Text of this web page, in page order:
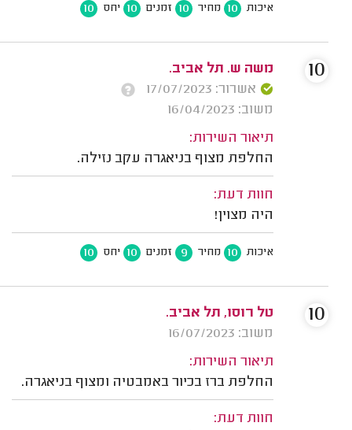
איכות 10 מחיר 10 זמנים 10 יחס 10
משה ש. תל אביב.
אשרור: 17/07/2023
משוב: 16/04/2023
תיאור השירות:
החלפת מצוף בניאגרה עקב נזילה.
חוות דעת:
היה מצוין!
איכות 10 מחיר 9 זמנים 10 יחס 10
10
טל רוסו, תל אביב.
משוב: 16/07/2023
תיאור השירות:
החלפת ברז בכיור באמבטיה ומצוף בניאגרה.
חוות דעת:
10